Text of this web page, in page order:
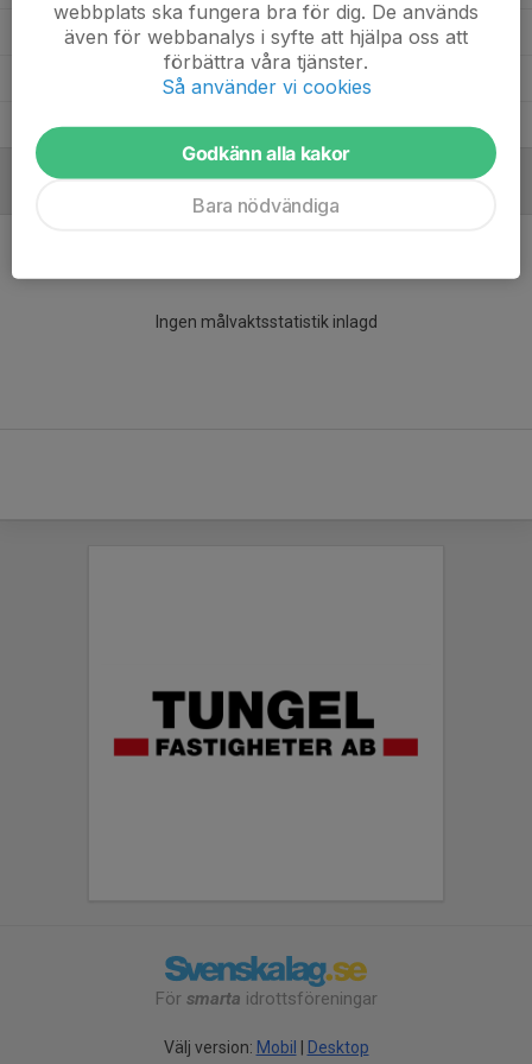
Edvin Warnander 3 0 0 0
Devin Grahn Dahlin
August Olsson 2 0 0 0
Ingen målvaktsstatistik inlagd
För smarta idrottsföreningar
Välj version: Mobil Desktop
webbplats ska fungera bra för dig. De används
även för webbanalys i syfte att hjälpa oss att
förbättra våra tjänster.
Så använder vi cookies
Godkänn alla kakor
Bara nödvändiga